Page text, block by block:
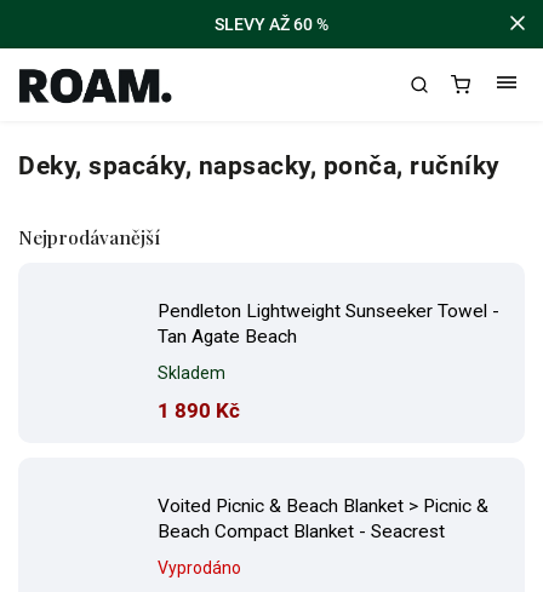
SLEVY AŽ 60 %
Deky, spacáky, napsacky, ponča, ručníky
Nejprodávanější
Pendleton Lightweight Sunseeker Towel -
Tan Agate Beach
Skladem
1 890 Kč
Voited Picnic & Beach Blanket > Picnic &
Beach Compact Blanket - Seacrest
Vyprodáno